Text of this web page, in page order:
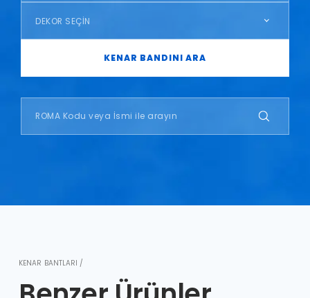
DEKOR SEÇİN
KENAR BANDINI ARA
KENAR BANTLARI /